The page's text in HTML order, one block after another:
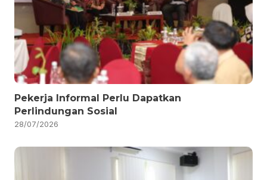
Pekerja Informal Perlu Dapatkan
Perlindungan Sosial
28/07/2026